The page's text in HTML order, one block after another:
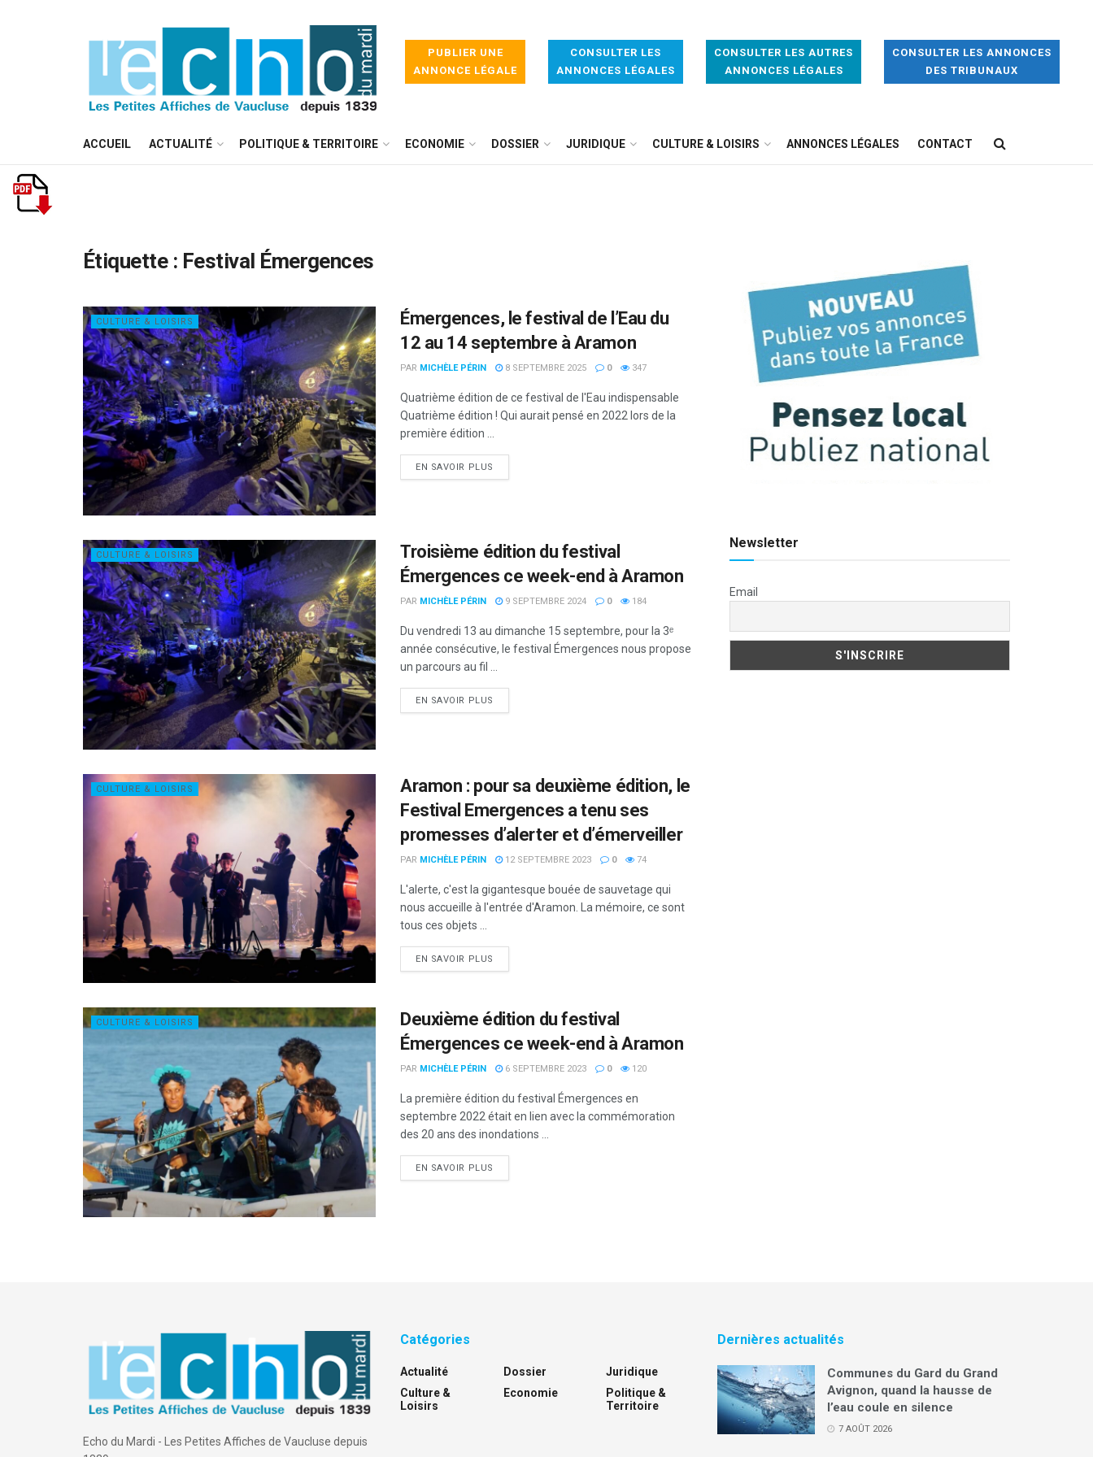
PUBLIER UNE
ANNONCE LÉGALE
CONSULTER LES
ANNONCES LÉGALES
CONSULTER LES AUTRES
ANNONCES LÉGALES
CONSULTER LES ANNONCES
DES TRIBUNAUX
ACCUEIL ACTUALITÉ POLITIQUE & TERRITOIRE ECONOMIE DOSSIER JURIDIQUE CULTURE & LOISIRS ANNONCES LÉGALES CONTACT
Étiquette : Festival Émergences
CULTURE & LOISIRS
Émergences, le festival de l’Eau du
12 au 14 septembre à Aramon
PAR MICHÈLE PÉRIN 8 SEPTEMBRE 2025 0 347
Quatrième édition de ce festival de l'Eau indispensable
Quatrième édition ! Qui aurait pensé en 2022 lors de la
première édition ...
EN SAVOIR PLUS
CULTURE & LOISIRS
Troisième édition du festival
Émergences ce week-end à Aramon
PAR MICHÈLE PÉRIN 9 SEPTEMBRE 2024 0 184
Du vendredi 13 au dimanche 15 septembre, pour la 3ᵉ
année consécutive, le festival Émergences nous propose
un parcours au fil ...
EN SAVOIR PLUS
CULTURE & LOISIRS
Aramon : pour sa deuxième édition, le
Festival Emergences a tenu ses
promesses d’alerter et d’émerveiller
PAR MICHÈLE PÉRIN 12 SEPTEMBRE 2023 0 74
L'alerte, c'est la gigantesque bouée de sauvetage qui
nous accueille à l'entrée d'Aramon. La mémoire, ce sont
tous ces objets ...
EN SAVOIR PLUS
CULTURE & LOISIRS
Deuxième édition du festival
Émergences ce week-end à Aramon
PAR MICHÈLE PÉRIN 6 SEPTEMBRE 2023 0 120
La première édition du festival Émergences en
septembre 2022 était en lien avec la commémoration
des 20 ans des inondations ...
EN SAVOIR PLUS
Newsletter
Email
Echo du Mardi - Les Petites Affiches de Vaucluse depuis
Catégories
Actualité
Culture &
Loisirs
Dossier
Economie
Juridique
Politique &
Territoire
Dernières actualités
Communes du Gard du Grand
Avignon, quand la hausse de
l’eau coule en silence
7 AOÛT 2026